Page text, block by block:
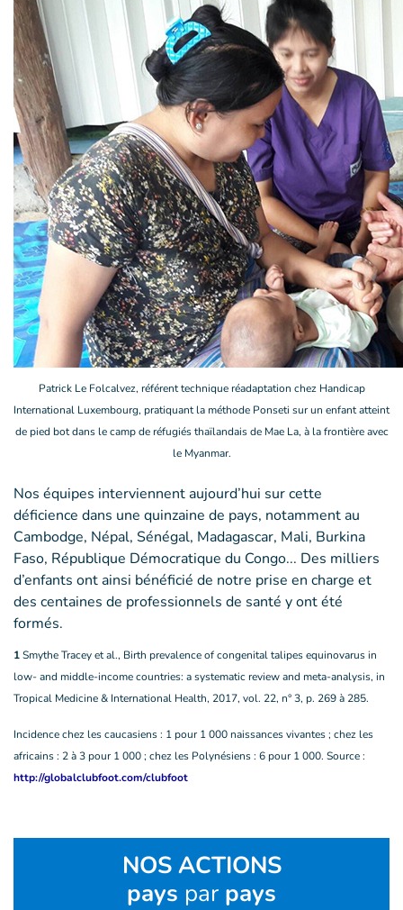
Patrick Le Folcalvez, référent technique réadaptation chez Handicap
International Luxembourg, pratiquant la méthode Ponseti sur un enfant atteint
de pied bot dans le camp de réfugiés thaïlandais de Mae La, à la frontière avec
le Myanmar.
Nos équipes interviennent aujourd’hui sur cette
déficience dans une quinzaine de pays, notamment au
Cambodge, Népal, Sénégal, Madagascar, Mali, Burkina
Faso, République Démocratique du Congo... Des milliers
d’enfants ont ainsi bénéficié de notre prise en charge et
des centaines de professionnels de santé y ont été
formés.
1Smythe Tracey et al., Birth prevalence of congenital talipes equinovarus in
low- and middle-income countries: a systematic review and meta-analysis, in
Tropical Medicine & International Health, 2017, vol. 22, n° 3, p. 269 à 285.
Incidence chez les caucasiens : 1 pour 1 000 naissances vivantes ; chez les
africains : 2 à 3 pour 1 000 ; chez les Polynésiens : 6 pour 1 000. Source :
http://globalclubfoot.com/clubfoot
NOS ACTIONS
pays par pays